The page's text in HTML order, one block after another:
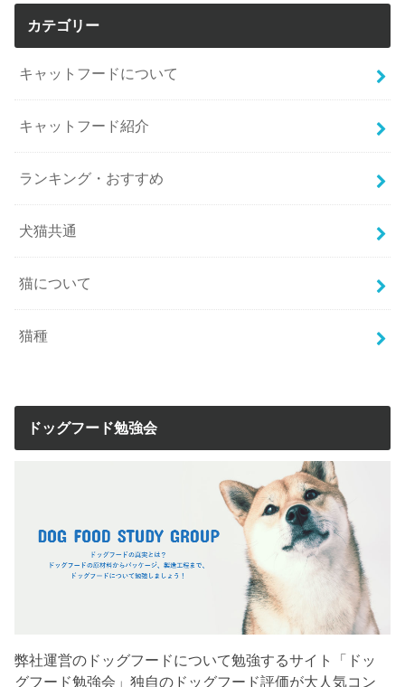
カテゴリー
キャットフードについて
キャットフード紹介
ランキング・おすすめ
犬猫共通
猫について
猫種
ドッグフード勉強会
弊社運営のドッグフードについて勉強するサイト「ドッ
グフード勉強会」独自のドッグフード評価が大人気コン